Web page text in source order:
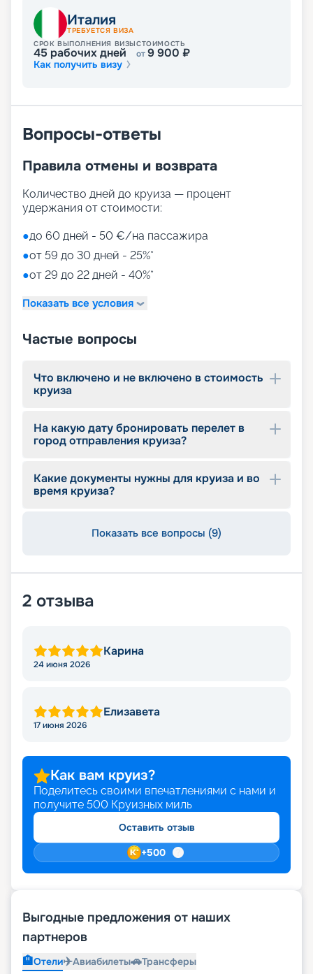
вопросы, вас с удовольствием
проконсультирует опытный специалист
компании. Круиз на лайнере MSC Fantasia –
мечта, ставшая реальностью!
Италия
ТРЕБУЕТСЯ ВИЗА
СРОК ВЫПОЛНЕНИЯ ВИЗЫ
45 рабочих дней
СТОИМОСТЬ
от9 900 ₽
Как получить визу
Вопросы-ответы
Правила отмены и возврата
Количество дней до круиза — процент
удержания от стоимости:
●до 60 дней - 50 €/на пассажира
●от 59 до 30 дней - 25%*
●от 29 до 22 дней - 40%*
Показать все условия
Частые вопросы
Что включено и не включено в стоимость
круиза
На какую дату бронировать перелет в
город отправления круиза?
Какие документы нужны для круиза и во
время круиза?
Показать все вопросы (9)
2 отзыва
Карина
24 июня 2026
Елизавета
17 июня 2026
Как вам круиз?
Поделитесь своими впечатлениями с нами и
получите 500 Круизных миль
Оставить отзыв
+500
Выгодные предложения от наших
партнеров
🏨Отели✈️Авиабилеты🚗Трансферы